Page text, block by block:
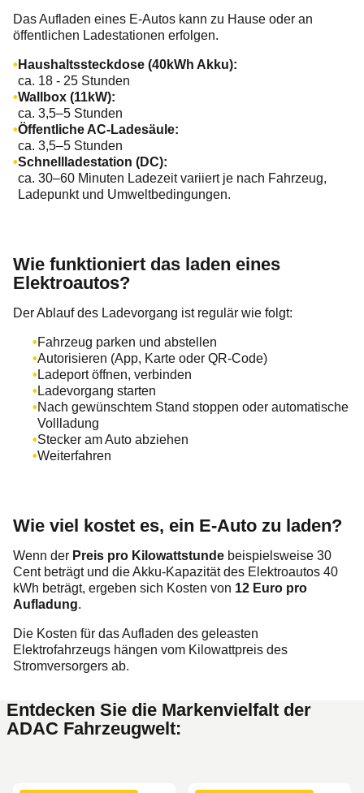
Das Aufladen eines E-Autos kann zu Hause oder an
öffentlichen Ladestationen erfolgen.
Haushaltssteckdose (40kWh Akku):
ca. 18 - 25 Stunden
Wallbox (11kW):
ca. 3,5–5 Stunden
Öffentliche AC-Ladesäule:
ca. 3,5–5 Stunden
Schnellladestation (DC):
ca. 30–60 Minuten Ladezeit variiert je nach Fahrzeug,
Ladepunkt und Umweltbedingungen.
Wie funktioniert das laden eines
Elektroautos?
Der Ablauf des Ladevorgang ist regulär wie folgt:
Fahrzeug parken und abstellen
Autorisieren (App, Karte oder QR-Code)
Ladeport öffnen, verbinden
Ladevorgang starten
Nach gewünschtem Stand stoppen oder automatische
Vollladung
Stecker am Auto abziehen
Weiterfahren
Wie viel kostet es, ein E-Auto zu laden?
Wenn der Preis pro Kilowattstunde beispielsweise 30
Cent beträgt und die Akku-Kapazität des Elektroautos 40
kWh beträgt, ergeben sich Kosten von 12 Euro pro
Aufladung.
Die Kosten für das Aufladen des geleasten
Elektrofahrzeugs hängen vom Kilowattpreis des
Stromversorgers ab.
Entdecken Sie die Markenvielfalt der
ADAC Fahrzeugwelt: